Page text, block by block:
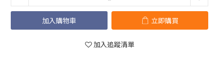
加入購物車 立即購買
加入追蹤清單